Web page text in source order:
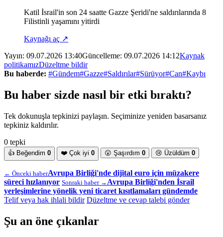
Katil İsrail'in son 24 saatte Gazze Şeridi'ne saldırılarında 8
Filistinli yaşamını yitirdi
Kaynağı aç ↗
Yayın: 09.07.2026 13:40Güncelleme: 09.07.2026 14:12Kaynak
politikamızDüzeltme bildir
Bu haberde: #Gündem#Gazze#Saldırılar#Sürüyor#Can#Kaybı
Bu haber sizde nasıl bir etki bıraktı?
Tek dokunuşla tepkinizi paylaşın. Seçiminize yeniden basarsanız
tepkiniz kaldırılır.
0 tepki
👍 Beğendim 0 ❤️ Çok iyi 0 😮 Şaşırdım 0 😢 Üzüldüm 0
← Önceki haberAvrupa Birliği'nde dijital euro için müzakere
süreci hızlanıyor Sonraki haber → Avrupa Birliği'nden İsrail
yerleşimlerine yönelik yeni ticaret kısıtlamaları gündemde
Telif veya hak ihlali bildir Düzeltme ve cevap talebi gönder
Şu an öne çıkanlar